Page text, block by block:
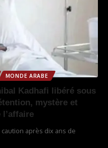
MONDE ARABE
Kadhafi libéré sous
mystère et
après dix ans de